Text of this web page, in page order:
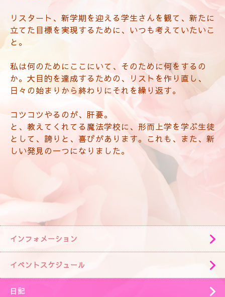
リスタート、新学期を迎える学生さんを観て、新たに
立てた目標を実現するために、いつも考えていたいこ
と。
私は何のためにここにいて、そのために何をするの
か。大目的を達成するための、リストを作り直し、
日々の始まりから終わりにそれを繰り返す。
コツコツやるのが、肝要。
と、教えてくれてる魔法学校に、形而上学を学ぶ生徒
として、誇りと、喜びがあります。これも、また、新
しい発見の一つになりました。
インフォメーション
イベントスケジュール
日記